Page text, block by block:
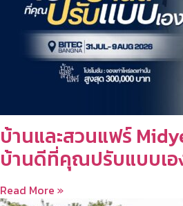
บ้านและสวนแฟร์
บ้านดีที่คุณปรับแบบเอ
Read More »